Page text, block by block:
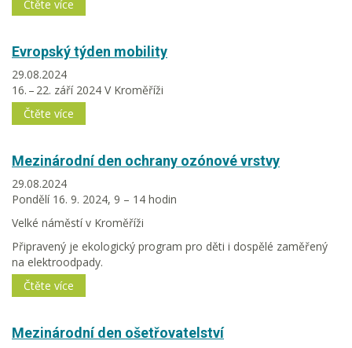
Čtěte více
Evropský týden mobility
29.08.2024
16. – 22. září 2024 V Kroměříži
Čtěte více
Mezinárodní den ochrany ozónové vrstvy
29.08.2024
Pondělí 16. 9. 2024, 9 – 14 hodin
Velké náměstí v Kroměříži
Připravený je ekologický program pro děti i dospělé zaměřený
na elektroodpady.
Čtěte více
Mezinárodní den ošetřovatelství